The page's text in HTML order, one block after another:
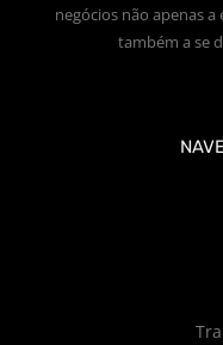
negócios não apenas
também a se